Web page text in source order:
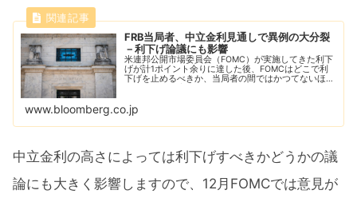
FRB当局者、中立金利見通しで異例の大分裂
－利下げ論議にも影響
米連邦公開市場委員会（FOMC）が実施してきた利下
げが計1ポイント余りに達した後、FOMCはどこで利
下げを止めるべきか、当局者の間ではかつてないほど
www.bloomberg.co.jp
中立金利の高さによっては利下げすべきかどうかの議
論にも大きく影響しますので、12月FOMCでは意見が